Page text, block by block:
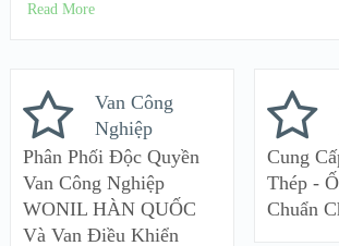
Read More
Van Công
Nghiệp
Phân Phối Độc Quyền
Van Công Nghiệp
WONIL HÀN QUỐC
Và Van Điều Khiển
Cung
Thép -
Chuẩn